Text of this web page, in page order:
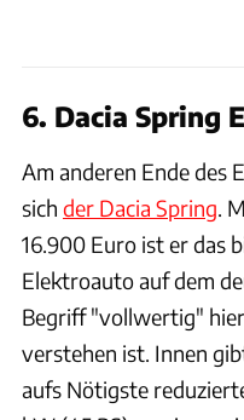
6. Dacia Spring
Am anderen Ende
sich der Dacia Spring.
16.900 Euro ist er das
Elektroauto auf dem
Begriff "vollwertig"
verstehen ist. Innen
aufs Nötigste